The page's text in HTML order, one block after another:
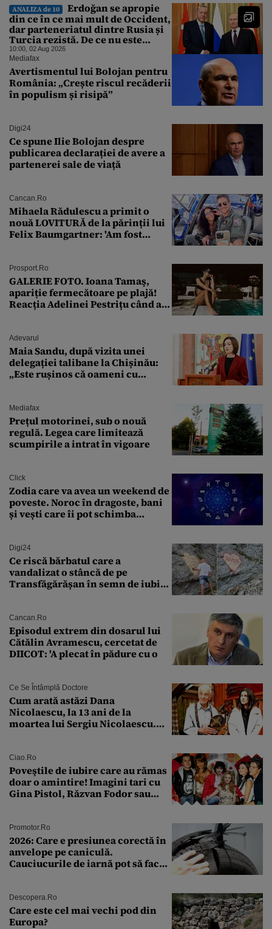
ANALIZA de 10
Erdoğan se apropie
din ce în ce mai mult de Occident,
dar parteneriatul dintre Rusia și
Turcia rezistă. De ce nu este
Moscova îngrijorată de
orientarea spre vest a Ankarei
10:00, 02 Aug 2026
Mediafax
Avertismentul lui Bolojan pentru
România: „Crește riscul recăderii
în populism și risipă”
Digi24
Ce spune Ilie Bolojan despre
publicarea declarației de avere a
partenerei sale de viață
Cancan.ro
Mihaela Rădulescu a primit o
nouă LOVITURĂ de la părinții lui
Felix Baumgartner: 'Am fost
Prosport.ro
GALERIE FOTO. Ioana Tamaş,
apariție fermecătoare pe plajă!
Reacția Adelinei Pestrițu când a
Adevarul
Maia Sandu, după vizita unei
delegației talibane la Chișinău:
„Este rușinos că oameni cu
Mediafax
Prețul motorinei, sub o nouă
regulă. Legea care limitează
scumpirile a intrat în vigoare
Click
Zodia care va avea un weekend de
poveste. Noroc în dragoste, bani
și vești care îi pot schimba
Digi24
Ce riscă bărbatul care a
vandalizat o stâncă de pe
Transfăgărășan în semn de iubire
Cancan.ro
Episodul extrem din dosarul lui
Cătălin Avramescu, cercetat de
DIICOT: 'A plecat în pădure cu o
Ce Se Întâmplă Doctore
Cum arată astăzi Dana
Nicolaescu, la 13 ani de la
moartea lui Sergiu Nicolaescu.
Ciao.ro
Poveştile de iubire care au rămas
doar o amintire! Imagini tari cu
Gina Pistol, Răzvan Fodor sau
Promotor.ro
2026: Care e presiunea corectă în
anvelope pe caniculă.
Cauciucurile de iarnă pot să facă
Descopera.ro
Care este cel mai vechi pod din
Europa?